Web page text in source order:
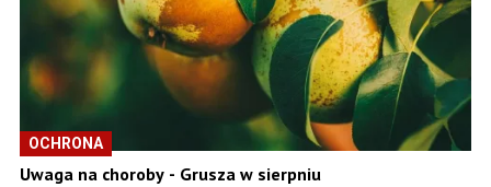
OCHRONA
Uwaga na choroby - Grusza w sierpniu